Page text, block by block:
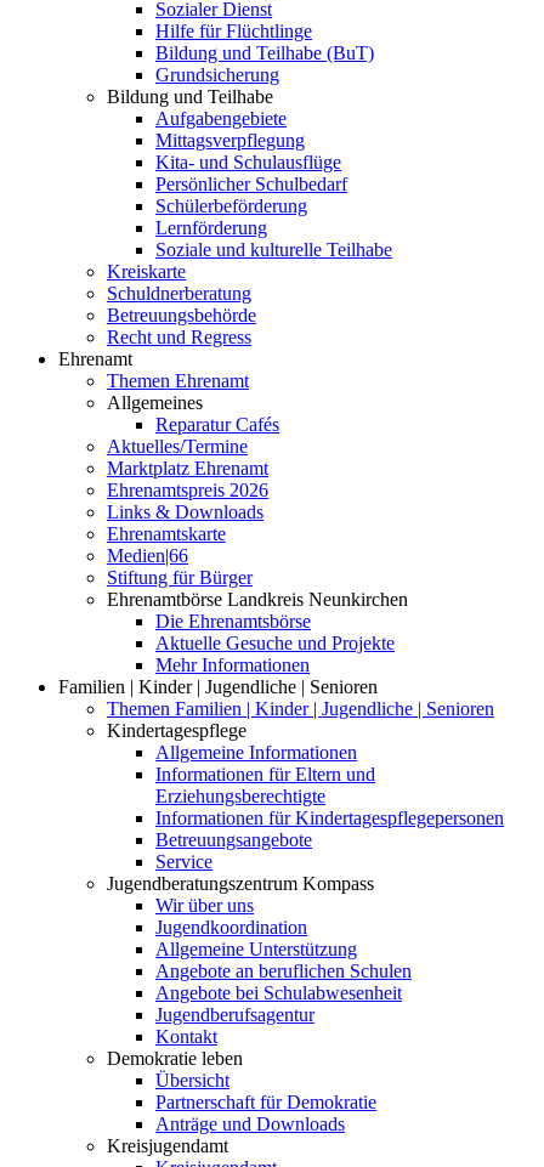
Sozialer Dienst
Hilfe für Flüchtlinge
Bildung und Teilhabe (BuT)
Grundsicherung
Bildung und Teilhabe
Aufgabengebiete
Mittagsverpflegung
Kita- und Schulausflüge
Persönlicher Schulbedarf
Schülerbeförderung
Lernförderung
Soziale und kulturelle Teilhabe
Kreiskarte
Schuldnerberatung
Betreuungsbehörde
Recht und Regress
Ehrenamt
Themen Ehrenamt
Allgemeines
Reparatur Cafés
Aktuelles/Termine
Marktplatz Ehrenamt
Ehrenamtspreis 2026
Links & Downloads
Ehrenamtskarte
Medien|66
Stiftung für Bürger
Ehrenamtbörse Landkreis Neunkirchen
Die Ehrenamtsbörse
Aktuelle Gesuche und Projekte
Mehr Informationen
Familien | Kinder | Jugendliche | Senioren
Themen Familien | Kinder | Jugendliche | Senioren
Kindertagespflege
Allgemeine Informationen
Informationen für Eltern und
Erziehungsberechtigte
Informationen für Kindertagespflegepersonen
Betreuungsangebote
Service
Jugendberatungszentrum Kompass
Wir über uns
Jugendkoordination
Allgemeine Unterstützung
Angebote an beruflichen Schulen
Angebote bei Schulabwesenheit
Jugendberufsagentur
Kontakt
Demokratie leben
Übersicht
Partnerschaft für Demokratie
Anträge und Downloads
Kreisjugendamt